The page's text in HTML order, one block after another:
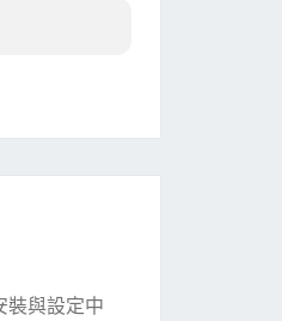
裝與設定中